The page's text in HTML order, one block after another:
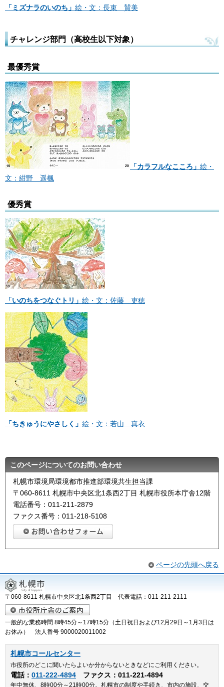
「ミズナラのいのち」 絵・文：長束 賛美
チャレンジ部門（高校生以下対象）
最優秀賞
「カラフルなこころ」 絵・
文：紺野 遥楓
優秀賞
「いのちをつなぐトリ」 絵・文：佐藤 吏穂
「ちきゅうにやさしく」 絵・文：若山 真衣
このページについてのお問い合わせ
札幌市環境局環境都市推進部環境共生担当課
〒060-8611 札幌市中央区北1条西2丁目 札幌市役所本庁舎12階
電話番号：011-211-2879
ファクス番号：011-218-5108
ページの先頭へ戻る
〒060-8611 札幌市中央区北1条西2丁目 代表電話：011-211-2111
一般的な業務時間 8時45分～17時15分（土日祝日および12月29日～1月3日は
お休み） 法人番号 9000020011002
札幌市コールセンター
市役所のどこに聞いたらよいか分からないときなどにご利用ください。
電話： 011-222-4894 ファクス：011-221-4894
年中無休、8時00分～21時00分。札幌市の制度や手続き、市内の施設、交